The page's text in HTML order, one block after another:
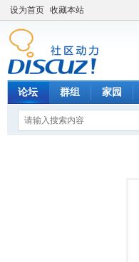
设为首页 收藏本站
论坛 群组 家园